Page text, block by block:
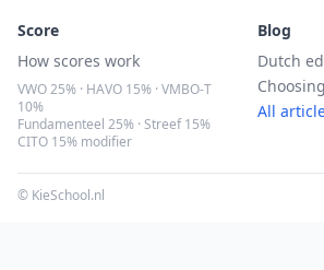
Score
How scores work
VWO 25% · HAVO 15% · VMBO-T
10%
Fundamenteel 25% · Streef 15%
CITO 15% modifier
Blog
Dutch
All
© KieSchool.nl